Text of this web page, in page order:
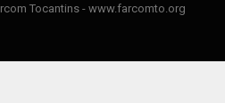
Tocantins - www.farcomto.org